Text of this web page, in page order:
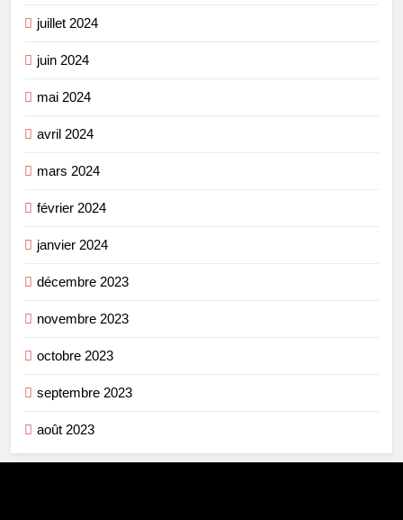
juillet 2024
juin 2024
mai 2024
avril 2024
mars 2024
février 2024
janvier 2024
décembre 2023
novembre 2023
octobre 2023
septembre 2023
août 2023